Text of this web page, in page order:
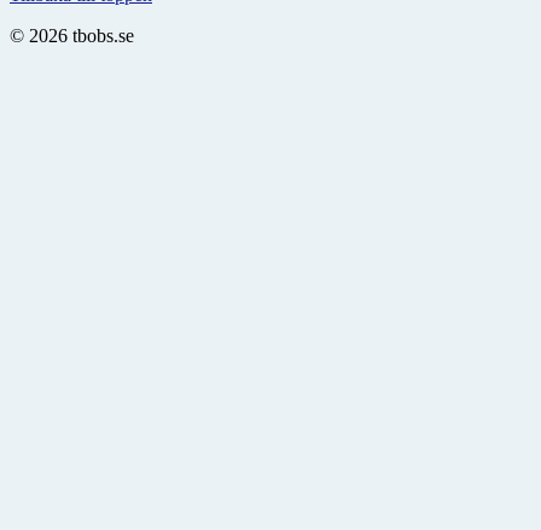
© 2026 tbobs.se